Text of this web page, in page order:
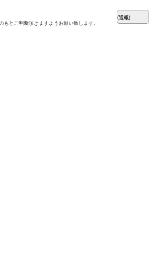
とご判断頂きますようお願い致します。